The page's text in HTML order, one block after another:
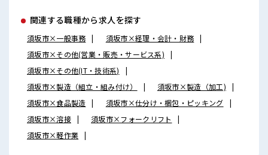
関連する職種から求人を探す
須坂市×一般事務
須坂市×経理・会計・財務
須坂市×その他(営業・販売・サービス系)
須坂市×その他(IT・技術系)
須坂市×製造（組立・組み付け）
須坂市×製造（加工)
須坂市×食品製造
須坂市×仕分け・梱包・ピッキング
須坂市×溶接
須坂市×フォークリフト
須坂市×軽作業